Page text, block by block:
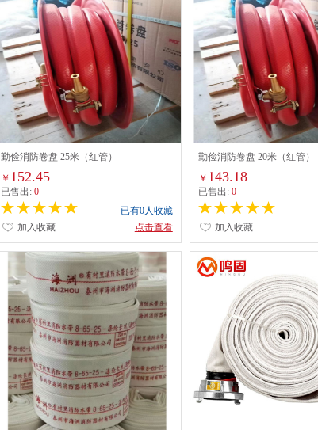
勤俭消防卷盘 25米（红管）
￥ 152.45
已售出: 0
已有0人收藏
点击查看
加入收藏
勤俭消防卷盘 20米（红管）
￥ 143.18
已售出: 0
加入收藏